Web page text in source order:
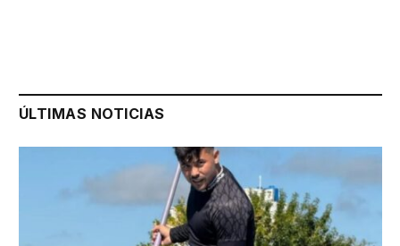
ÚLTIMAS NOTICIAS